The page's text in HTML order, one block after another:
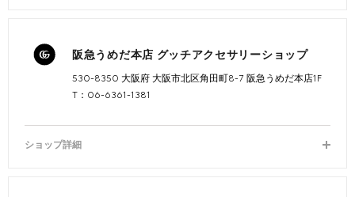
阪急うめだ本店 グッチアクセサリーショップ
530-8350 大阪府 大阪市北区角田町8-7 阪急うめだ本店1F
T：06-6361-1381
ショップ詳細